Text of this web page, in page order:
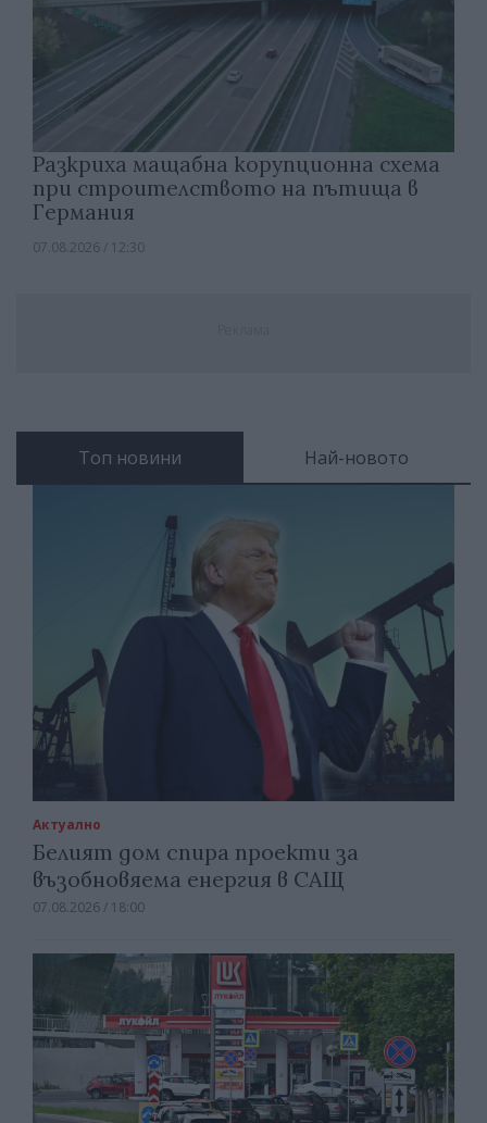
Разкриха мащабна корупционна схема
при строителството на пътища в
Германия
07.08.2026 / 12:30
Топ новини Най-новото
Актуално
Белият дом спира проекти за
възобновяема енергия в САЩ
07.08.2026 / 18:00